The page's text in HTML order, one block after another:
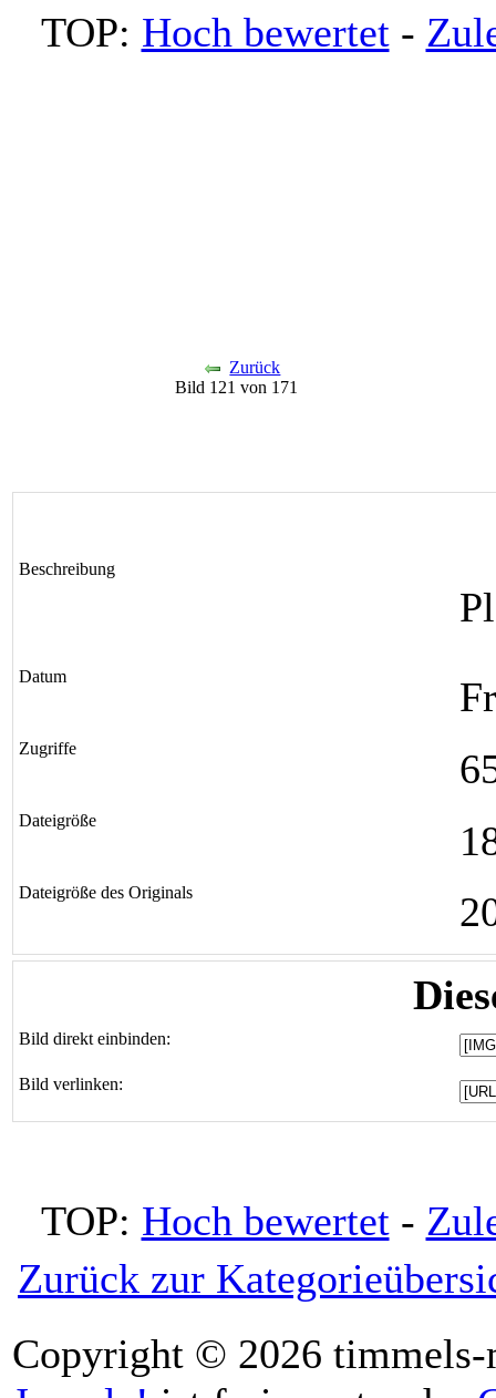
TOP: Hoch bewertet-
Zurück
Bild 121 von 171
Beschreibung
Datum
Zugriffe
Dateigröße
Dateigröße des Originals
Bild direkt einbinden:
Bild verlinken:
TOP: Hoch bewertet-
Zurück zur
Copyright © 2026 timmels-